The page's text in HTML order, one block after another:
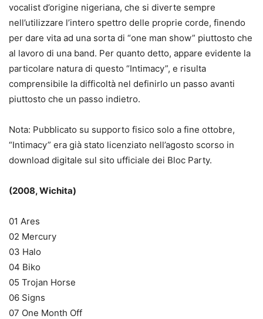
vocalist d’origine nigeriana, che si diverte sempre
nell’utilizzare l’intero spettro delle proprie corde, finendo
per dare vita ad una sorta di “one man show” piuttosto che
al lavoro di una band. Per quanto detto, appare evidente la
particolare natura di questo “Intimacy”, e risulta
comprensibile la difficoltà nel definirlo un passo avanti
piuttosto che un passo indietro.
Nota: Pubblicato su supporto fisico solo a fine ottobre,
“Intimacy” era già stato licenziato nell’agosto scorso in
download digitale sul sito ufficiale dei Bloc Party.
(2008, Wichita)
01 Ares
02 Mercury
03 Halo
04 Biko
05 Trojan Horse
06 Signs
07 One Month Off